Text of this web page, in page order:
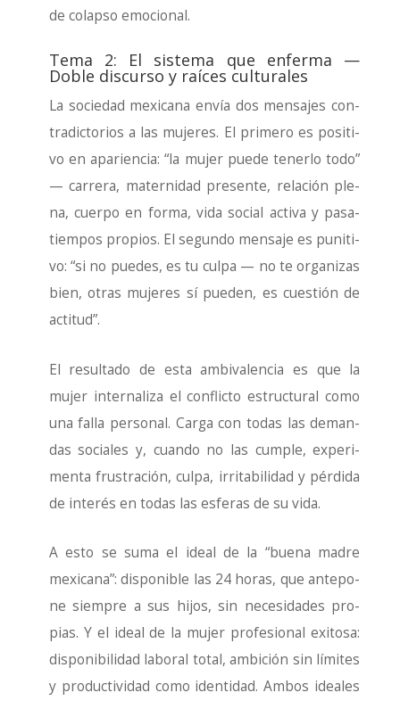
de colap­so emo­cio­nal.
Tema 2: El sistema que enferma —
Doble discurso y raíces culturales
La socie­dad mexi­ca­na envía dos men­sa­jes con­
tra­dic­to­rios a las muje­res. El pri­me­ro es posi­ti­
vo en apa­rien­cia: “la mujer pue­de tener­lo todo”
— carre­ra, mater­ni­dad pre­sen­te, rela­ción ple­
na, cuer­po en for­ma, vida social acti­va y pasa­
tiem­pos pro­pios. El segun­do men­sa­je es puni­ti­
vo: “si no pue­des, es tu cul­pa — no te orga­ni­zas
bien, otras muje­res sí pue­den, es cues­tión de
acti­tud”.
El resul­ta­do de esta ambi­va­len­cia es que la
mujer inter­na­li­za el con­flic­to estruc­tu­ral como
una falla per­so­nal. Car­ga con todas las deman­
das socia­les y, cuan­do no las cum­ple, expe­ri­
men­ta frus­tra­ción, cul­pa, irri­ta­bi­li­dad y pér­di­da
de inte­rés en todas las esfe­ras de su vida.
A esto se suma el ideal de la “bue­na madre
mexi­ca­na”: dis­po­ni­ble las 24 horas, que ante­po­
ne siem­pre a sus hijos, sin nece­si­da­des pro­
pias. Y el ideal de la mujer pro­fe­sio­nal exi­to­sa:
dis­po­ni­bi­li­dad labo­ral total, ambi­ción sin lími­tes
y pro­duc­ti­vi­dad como iden­ti­dad. Ambos idea­les